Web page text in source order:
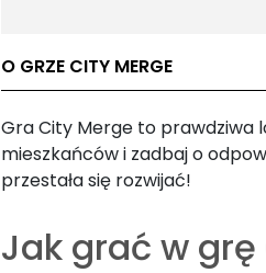
O GRZE CITY MERGE
Gra City Merge to prawdziwa
mieszkańców i zadbaj o
przestała się rozwijać!
Jak grać w